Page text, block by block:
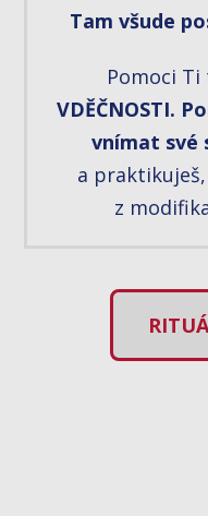
Tam všude
Pomoci Ti
VDĚČNOSTI.
vnímat své
a
z